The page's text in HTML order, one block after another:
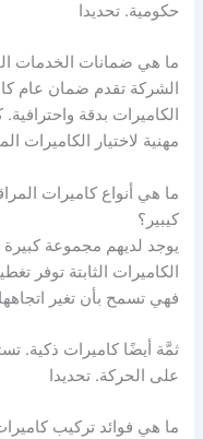
حكومية. تحديدا
ما هي ضمانات الخدمات
الشركة تقدم ضمان عام
الكاميرات بدقة
مهنية لاختيار الكاميرات
ما هي أنواع كاميرات
كيبير؟
يوجد لديهم مجموعة كبيرة
الكاميرات الثابتة توفر
فهي تسمح بأن تغير اتجاهها
ثمَّة أيضًا كاميرات ذكية.
على الحركة. تحديدا
ما هي فوائد تركيب